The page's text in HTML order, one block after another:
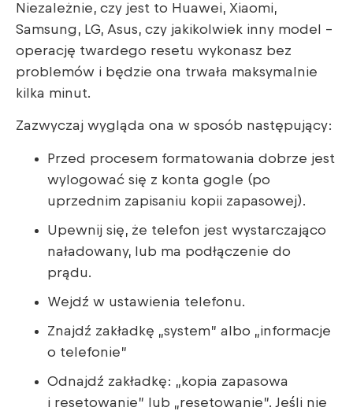
Niezależnie, czy jest to Huawei, Xiaomi,
Samsung, LG, Asus, czy jakikolwiek inny model –
operację twardego resetu wykonasz bez
problemów i będzie ona trwała maksymalnie
kilka minut.
Zazwyczaj wygląda ona w sposób następujący:
Przed procesem formatowania dobrze jest
wylogować się z konta gogle (po
uprzednim zapisaniu kopii zapasowej).
Upewnij się, że telefon jest wystarczająco
naładowany, lub ma podłączenie do
prądu.
Wejdź w ustawienia telefonu.
Znajdź zakładkę „system” albo „informacje
o telefonie”
Odnajdź zakładkę: „kopia zapasowa
i resetowanie” lub „resetowanie”. Jeśli nie